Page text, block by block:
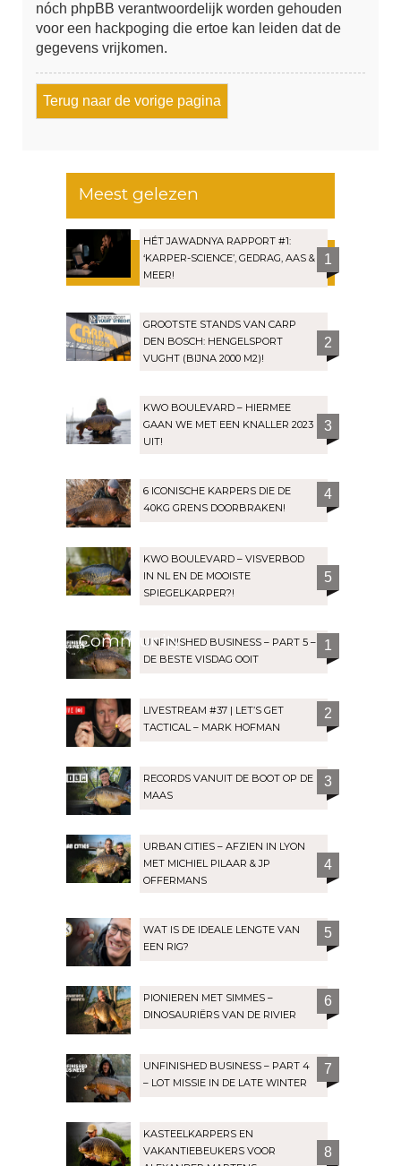
nóch phpBB verantwoordelijk worden gehouden
voor een hackpoging die ertoe kan leiden dat de
gegevens vrijkomen.
Terug naar de vorige pagina
Meest gelezen
HÉT JAWADNYA RAPPORT #1:
‘KARPER-SCIENCE’, GEDRAG, AAS &
MEER!
1
GROOTSTE STANDS VAN CARP
DEN BOSCH: HENGELSPORT
VUGHT (BIJNA 2000 M2)!
2
KWO BOULEVARD – HIERMEE
GAAN WE MET EEN KNALLER 2023
UIT!
3
6 ICONISCHE KARPERS DIE DE
40KG GRENS DOORBRAKEN!
4
KWO BOULEVARD – VISVERBOD
IN NL EN DE MOOISTE
SPIEGELKARPER?!
5
CommunityUNFINISHED BUSINESS – PART 5 –
DE BESTE VISDAG OOIT
1
LIVESTREAM #37 | LET’S GET
TACTICAL – MARK HOFMAN
2
RECORDS VANUIT DE BOOT OP DE
MAAS
3
URBAN CITIES – AFZIEN IN LYON
MET MICHIEL PILAAR & JP
OFFERMANS
4
WAT IS DE IDEALE LENGTE VAN
EEN RIG?
5
PIONIEREN MET SIMMES –
DINOSAURIËRS VAN DE RIVIER
6
UNFINISHED BUSINESS – PART 4
– LOT MISSIE IN DE LATE WINTER
7
KASTEELKARPERS EN
VAKANTIEBEUKERS VOOR
8